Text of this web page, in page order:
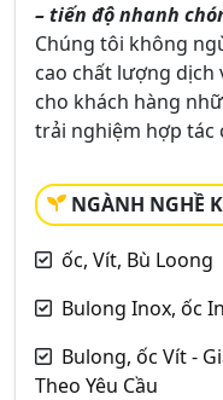
– tiến độ nhanh
Chúng tôi không
cao chất lượng dịch
cho khách hàng
trải nghiệm hợp tác
NGÀNH NGHỀ
ốc, Vít, Bù Loong
Bulong Inox, ốc
Bulong, ốc Vít -
Theo Yêu Cầu